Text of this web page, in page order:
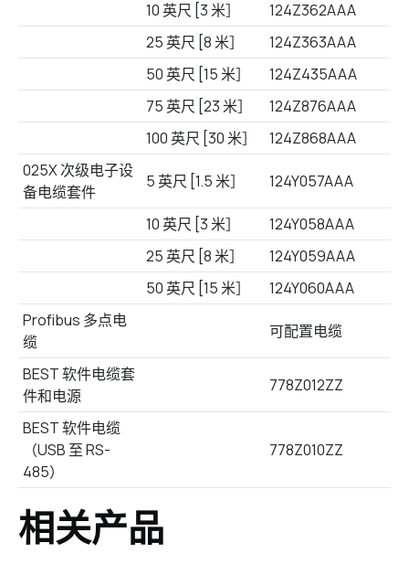
10 英尺 [3 米］
124Z362AAA
25 英尺 [8 米］
124Z363AAA
50 英尺 [15 米］
124Z435AAA
75 英尺 [23 米］
124Z876AAA
100 英尺 [30 米］
124Z868AAA
025X 次级电子设
备电缆套件
5 英尺 [1.5 米］ 124Y057AAA
10 英尺 [3 米］
124Y058AAA
25 英尺 [8 米］
124Y059AAA
50 英尺 [15 米］
124Y060AAA
Profibus 多点电
缆
可配置电缆
BEST 软件电缆套
件和电源
778Z012ZZ
BEST 软件电缆
（USB 至 RS-
485）
778Z010ZZ
相关产品